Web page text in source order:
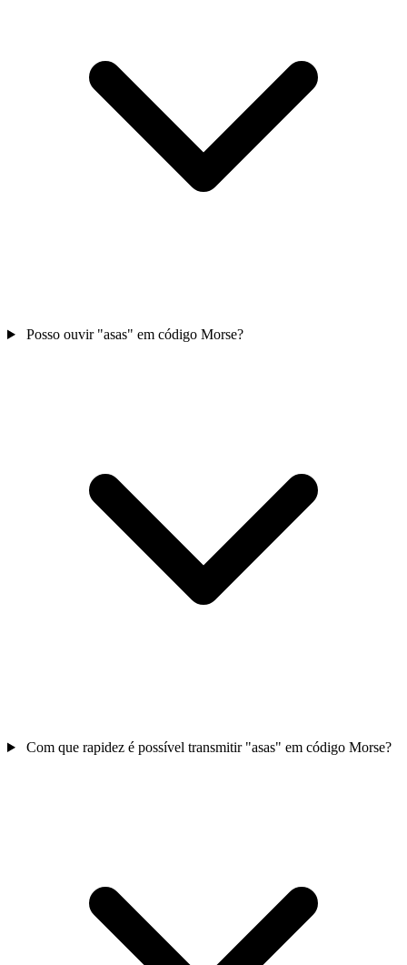
Posso ouvir "asas" em código Morse?
Com que rapidez é possível transmitir "asas" em código Morse?